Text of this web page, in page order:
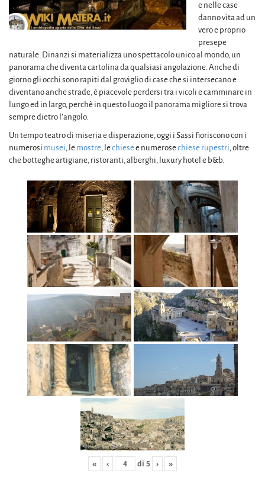
e nelle case
danno vita ad un
vero e proprio
presepe
naturale. Dinanzi si materializza uno spettacolo unico al mondo, un
panorama che diventa cartolina da qualsiasi angolazione. Anche di
giorno gli occhi sono rapiti dal groviglio di case che si intersecano e
diventano anche strade, è piacevole perdersi tra i vicoli e camminare in
lungo ed in largo, perchè in questo luogo il panorama migliore si trova
sempre dietro l’angolo.
Un tempo teatro di miseria e disperazione, oggi i Sassi fioriscono con i
numerosi musei, le mostre, lechiesee numerosechiese rupestri, oltre
che botteghe artigiane, ristoranti, alberghi, luxury hotel e b&b.
« ‹ di 5 › »